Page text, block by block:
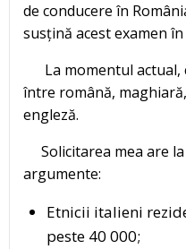
de conducere în
susțină acest examen
La momentul actual,
între română,
engleză.
Solicitarea mea are
argumente:
Etnicii italieni
peste 40 000;